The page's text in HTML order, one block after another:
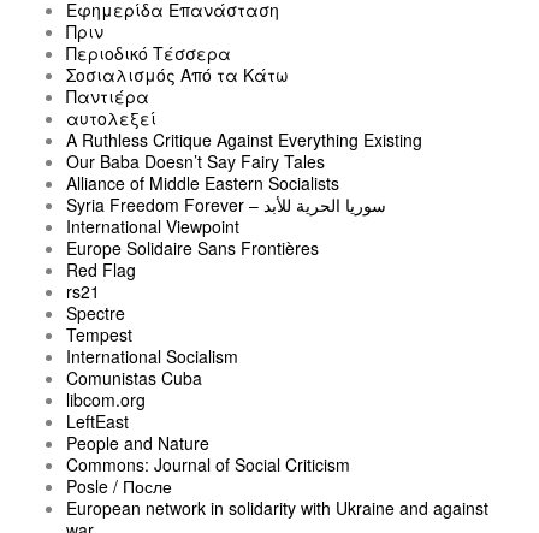
Εφημερίδα Επανάσταση
Πριν
Περιοδικό Τέσσερα
Σοσιαλισμός Από τα Κάτω
Παντιέρα
αυτολεξεί
A Ruthless Critique Against Everything Existing
Our Baba Doesn’t Say Fairy Tales
Alliance of Middle Eastern Socialists
Syria Freedom Forever – سوريا الحرية للأبد
International Viewpoint
Europe Solidaire Sans Frontières
Red Flag
rs21
Spectre
Tempest
International Socialism
Comunistas Cuba
libcom.org
LeftEast
People and Nature
Commons: Journal of Social Criticism
Posle / После
European network in solidarity with Ukraine and against